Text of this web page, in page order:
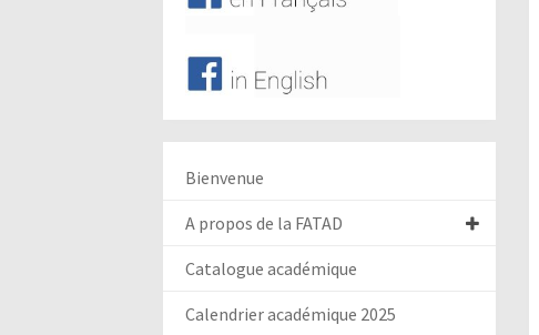
Bienvenue
A propos de la FATAD
Catalogue académique
Calendrier académique 2025